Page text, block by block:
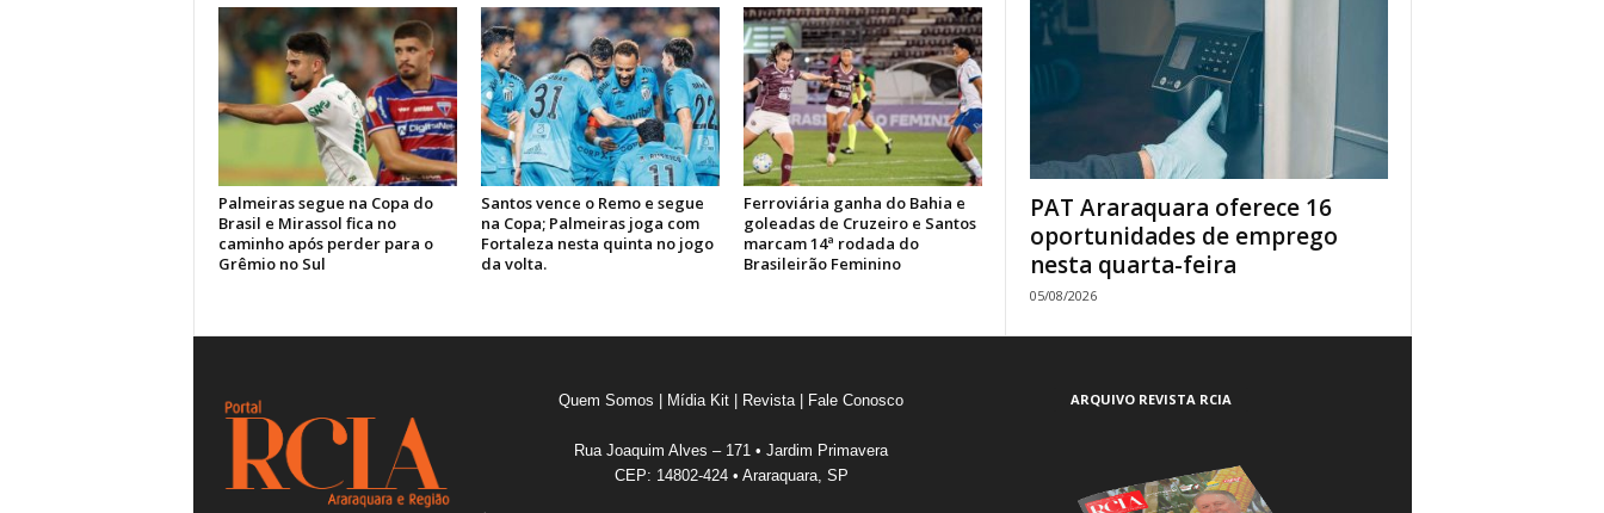
Palmeiras segue na Copa do
Brasil e Mirassol fica no
caminho após perder para o
Grêmio no Sul
Santos vence o Remo e segue
na Copa; Palmeiras joga com
Fortaleza nesta quinta no jogo
da volta.
Ferroviária ganha do Bahia e
goleadas de Cruzeiro e Santos
marcam 14ª rodada do
Brasileirão Feminino
PAT Araraquara oferece 16
oportunidades de emprego
nesta quarta-feira
05/08/2026
Quem Somos | Mídia Kit | Revista | Fale Conosco
Rua Joaquim Alves – 171 • Jardim Primavera
CEP: 14802-424 • Araraquara, SP
ARQUIVO REVISTA RCIA